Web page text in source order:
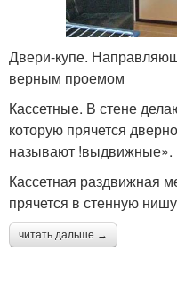
Двери-купе.
верным проемом
Кассетные. В стене
которую прячется
называют !выдвижные».
Кассетная раздвижная
прячется в стенную нишу
читать дальше →